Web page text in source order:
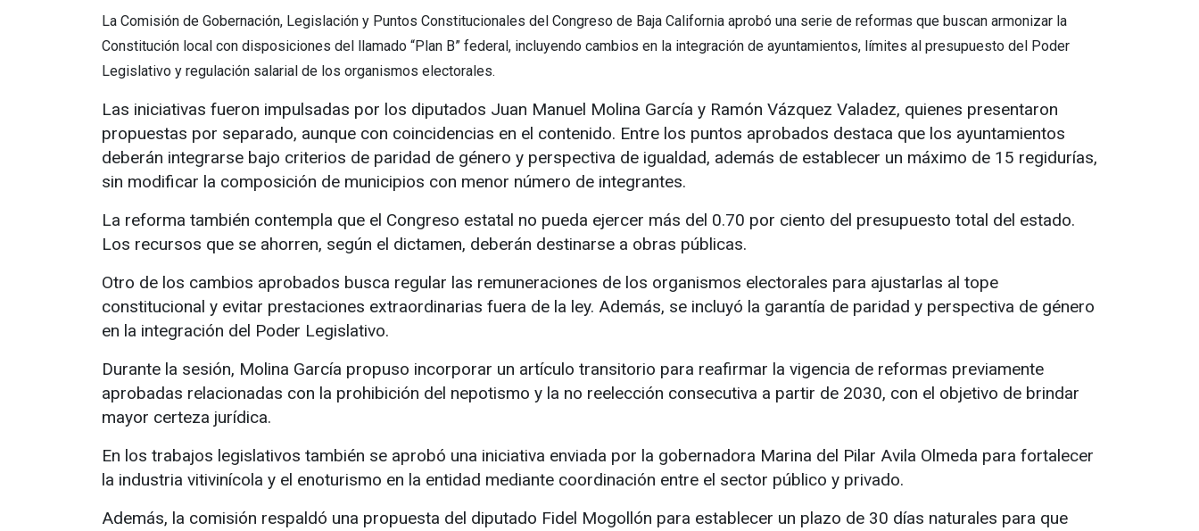
La Comisión de Gobernación, Legislación y Puntos Constitucionales del Congreso de Baja California aprobó una serie de reformas que buscan armonizar la
Constitución local con disposiciones del llamado “Plan B” federal, incluyendo cambios en la integración de ayuntamientos, límites al presupuesto del Poder
Legislativo y regulación salarial de los organismos electorales.
Las iniciativas fueron impulsadas por los diputados Juan Manuel Molina García y Ramón Vázquez Valadez, quienes presentaron
propuestas por separado, aunque con coincidencias en el contenido. Entre los puntos aprobados destaca que los ayuntamientos
deberán integrarse bajo criterios de paridad de género y perspectiva de igualdad, además de establecer un máximo de 15 regidurías,
sin modificar la composición de municipios con menor número de integrantes.
La reforma también contempla que el Congreso estatal no pueda ejercer más del 0.70 por ciento del presupuesto total del estado.
Los recursos que se ahorren, según el dictamen, deberán destinarse a obras públicas.
Otro de los cambios aprobados busca regular las remuneraciones de los organismos electorales para ajustarlas al tope
constitucional y evitar prestaciones extraordinarias fuera de la ley. Además, se incluyó la garantía de paridad y perspectiva de género
en la integración del Poder Legislativo.
Durante la sesión, Molina García propuso incorporar un artículo transitorio para reafirmar la vigencia de reformas previamente
aprobadas relacionadas con la prohibición del nepotismo y la no reelección consecutiva a partir de 2030, con el objetivo de brindar
mayor certeza jurídica.
En los trabajos legislativos también se aprobó una iniciativa enviada por la gobernadora Marina del Pilar Avila Olmeda para fortalecer
la industria vitivinícola y el enoturismo en la entidad mediante coordinación entre el sector público y privado.
Además, la comisión respaldó una propuesta del diputado Fidel Mogollón para establecer un plazo de 30 días naturales para que